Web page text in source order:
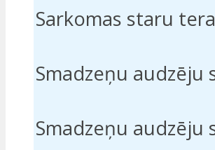
Sarkomas staru
Smadzeņu
Smadzeņu